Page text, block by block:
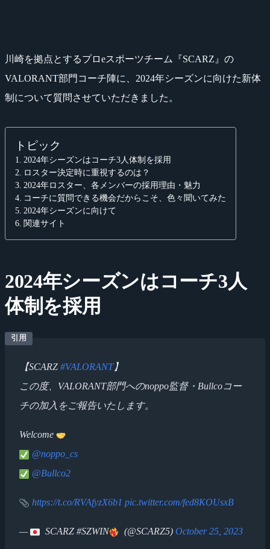
川崎を拠点とするプロeスポーツチーム『SCARZ』の
VALORANT部門コーチ陣に、2024年シーズンに向けた新体
制について質問させていただきました。
トピック
2024年シーズンはコーチ3人体制を採用
ロスター決定時に重視するのは？
2024年ロスター、各メンバーの採用理由・魅力
コーチに質問できる機会だからこそ、色々聞いてみた
2024年シーズンに向けて
関連サイト
2024年シーズンはコーチ3人
体制を採用
【SCARZ #VALORANT】
この度、VALORANT部門へのnoppo監督・Bullcoコー
チの加入をご報告いたします。
Welcome
@noppo_cs
@Bullco2
https://t.co/RVAfyzX6b1 pic.twitter.com/fed8KOUsxB
— SCARZ #SZWIN (@SCARZ5) October 25, 2023